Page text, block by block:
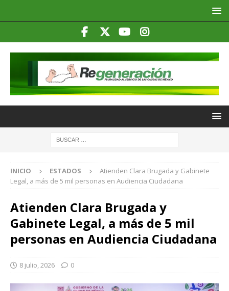
INICIO ESTADOS
Atienden Clara Brugada y Gabinete
Legal, a más de 5 mil personas en Audiencia Ciudadana
Atienden Clara Brugada y
Gabinete Legal, a más de 5 mil
personas en Audiencia Ciudadana
8 julio, 2026 0